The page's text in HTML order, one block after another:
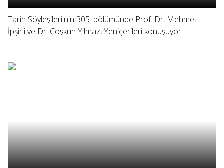
Tarih Söyleşileri'nin 305. bölümünde Prof. Dr. Mehmet
İpşirli ve Dr. Coşkun Yılmaz, Yeniçerileri konuşuyor.